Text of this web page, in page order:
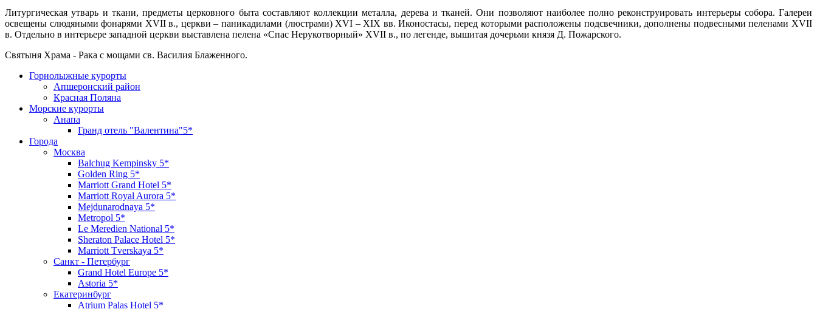
Литургическая утварь и ткани, предметы церковного быта составляют коллекции металла, дерева и тканей. Они позволяют наиболее полно реконструировать интерьеры собора. Галереи
освещены слюдяными фонарями XVII в., церкви – паникадилами (люстрами) XVI – XIX вв. Иконостасы, перед которыми расположены подсвечники, дополнены подвесными пеленами XVII
в. Отдельно в интерьере западной церкви выставлена пелена «Спас Нерукотворный» XVII в., по легенде, вышитая дочерьми князя Д. Пожарского.
Святыня Храма - Рака с мощами св. Василия Блаженного.
Горнолыжные курорты
Апшеронский район
Красная Поляна
Морские курорты
Анапа
Гранд отель "Валентина"5*
Города
Москва
Balchug Kempinsky 5*
Golden Ring 5*
Marriott Grand Hotel 5*
Marriott Royal Aurora 5*
Mejdunarodnaya 5*
Metropol 5*
Le Meredien National 5*
Sheraton Palace Hotel 5*
Marriott Tverskaya 5*
Санкт - Петербург
Grand Hotel Europe 5*
Astoria 5*
Екатеринбург
Atrium Palas Hotel 5*